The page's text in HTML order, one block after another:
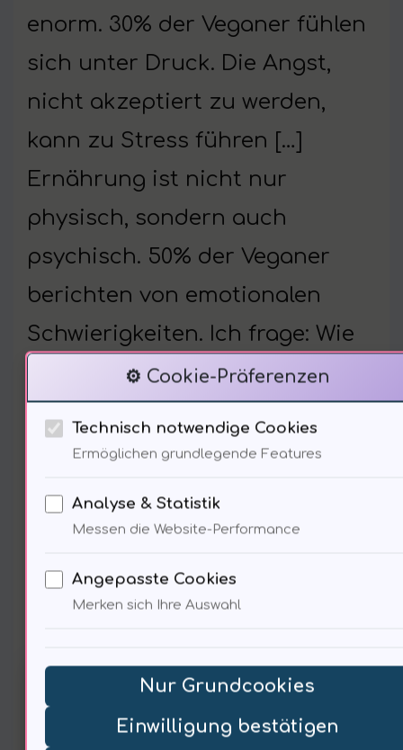
enorm. 30% der Veganer fühlen
sich unter Druck. Die Angst,
nicht akzeptiert zu werden,
kann zu Stress führen […]
Ernährung ist nicht nur
physisch, sondern auch
psychisch. 50% der Veganer
berichten von emotionalen
Schwierigkeiten. Ich frage: Wie
können wir diese
überwinden?
Ökonomische Aspekte der
⚙️ Cookie-Präferenzen
Technisch notwendige Cookies
Ermöglichen grundlegende Features
Analyse & Statistik
Messen die Website-Performance
Angepasste Cookies
Merken sich Ihre Auswahl
Nur Grundcookies
Einwilligung bestätigen